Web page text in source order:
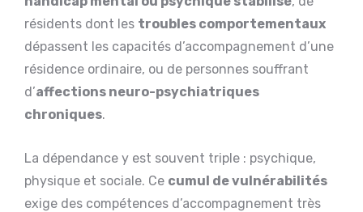
résidents dont les troubles comportementaux
dépassent les capacités d’accompagnement d’une
résidence ordinaire, ou de personnes souffrant
d’affections neuro-psychiatriques
chroniques.
La dépendance y est souvent triple : psychique,
physique et sociale. Ce cumul de vulnérabilités
exige des compétences d’accompagnement très